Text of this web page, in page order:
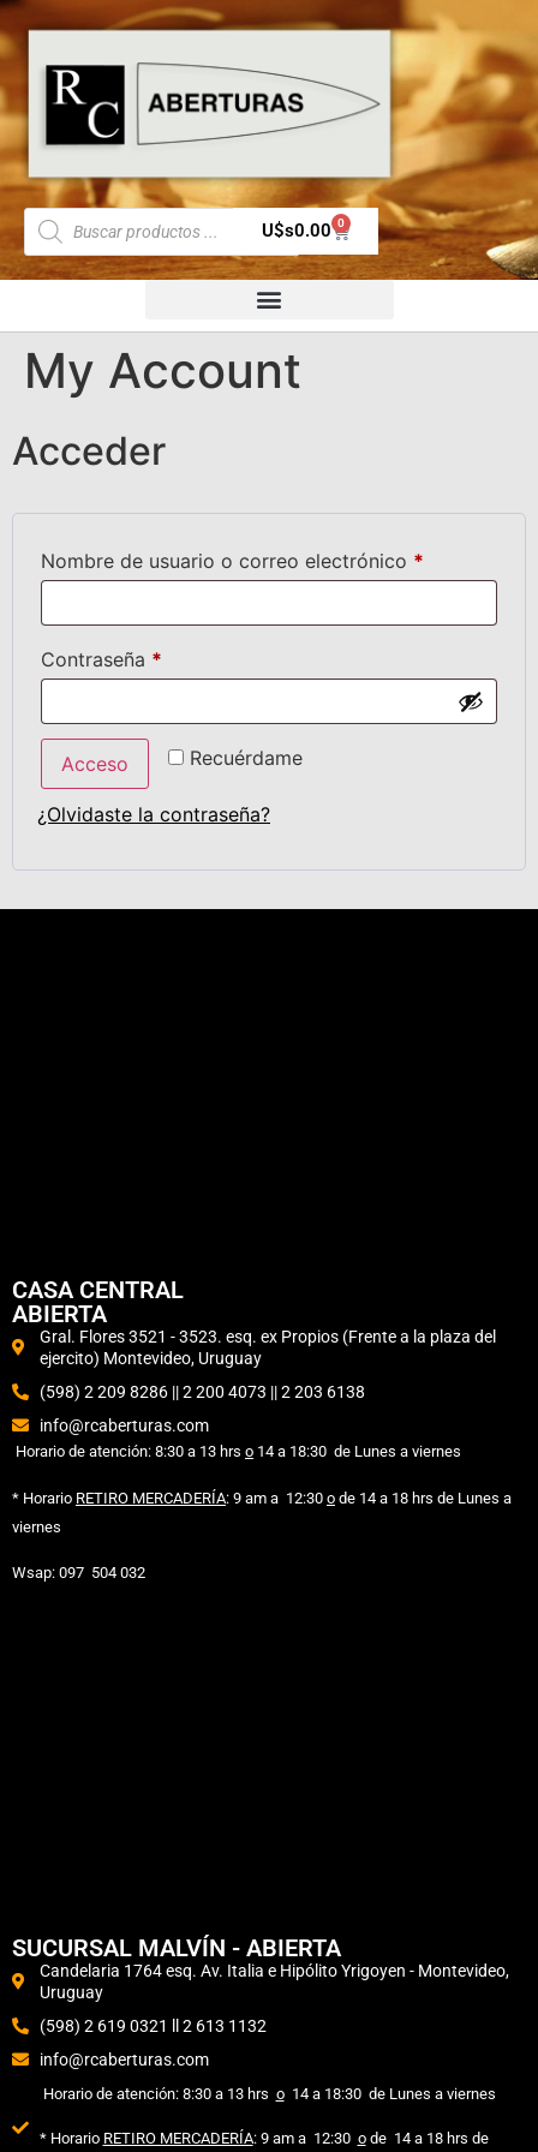
U$s0.00 0
My Account
Acceder
Nombre de usuario o correo electrónico *
Contraseña *
Recuérdame
Acceso
¿Olvidaste la contraseña?
CASA CENTRAL
ABIERTA
Gral. Flores 3521 - 3523. esq. ex Propios (Frente a la plaza del
ejercito) Montevideo, Uruguay
(598) 2 209 8286 || 2 200 4073 || 2 203 6138
info@rcaberturas.com
Horario de atención: 8:30 a 13 hrs o 14 a 18:30 de Lunes a viernes
* Horario RETIRO MERCADERÍA: 9 am a 12:30 o de 14 a 18 hrs de Lunes a
viernes
Wsap: 097 504 032
SUCURSAL MALVÍN - ABIERTA
Candelaria 1764 esq. Av. Italia e Hipólito Yrigoyen - Montevideo,
Uruguay
(598) 2 619 0321 ll 2 613 1132
info@rcaberturas.com
Horario de atención: 8:30 a 13 hrs o14 a 18:30 de Lunes a viernes
* Horario RETIRO MERCADERÍA: 9 am a 12:30 ode 14 a 18 hrs de